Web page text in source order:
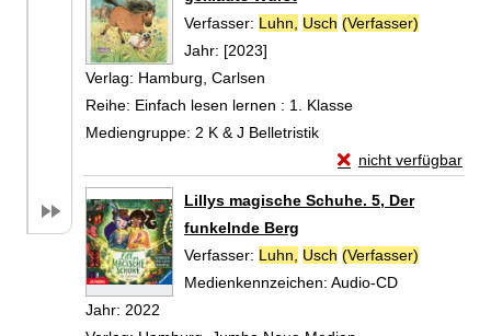
Verfasser: Luhn, Usch (Verfasser)
Jahr: [2023]
Verlag: Hamburg, Carlsen
Reihe: Einfach lesen lernen : 1. Klasse
Mediengruppe: 2 K & J Belletristik
nicht verfügbar
Exemplar-Details
Lillys magische Schuhe. 5, Der
funkelnde Berg
Verfasser: Luhn, Usch (Verfasser)
Medienkennzeichen: Audio-CD
Jahr: 2022